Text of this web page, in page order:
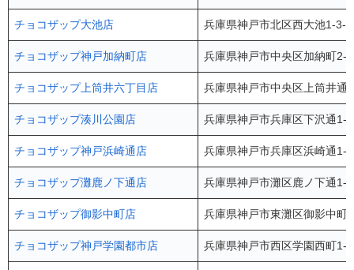
チョコザップ大池店 兵庫県神戸市北区西大池1-
チョコザップ神戸加納町店 兵庫県神戸市中央区加納町
チョコザップ上筒井六丁目店 兵庫県神戸市中央区上筒井
チョコザップ湊川公園店 兵庫県神戸市兵庫区下沢通
チョコザップ神戸浜崎通店 兵庫県神戸市兵庫区浜崎通
チョコザップ灘鹿ノ下通店 兵庫県神戸市灘区鹿ノ下通
チョコザップ御影中町店 兵庫県神戸市東灘区御影中
チョコザップ神戸学園都市店 兵庫県神戸市西区学園西町